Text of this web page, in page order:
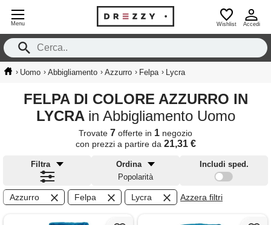
Menu Wishlist Accedi
› Uomo › Abbigliamento › Azzurro › Felpa › Lycra
FELPA DI COLORE AZZURRO IN
LYCRA in Abbigliamento Uomo
Trovate 7 offerte in 1 negozio
con prezzi a partire da 21,31 €
Filtra
Ordina
Popolarità
Includi sped.
Azzurro Felpa Lycra Azzera filtri